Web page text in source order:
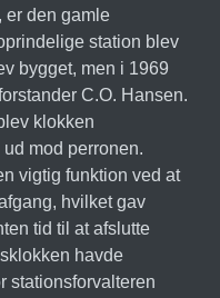
er den gamle
station blev
bygget, men i 1969
C.O. Hansen.
klokken
mod perronen.
vigtig funktion ved at
hvilket gav
tid til at afslutte
havde
stationsforvalteren